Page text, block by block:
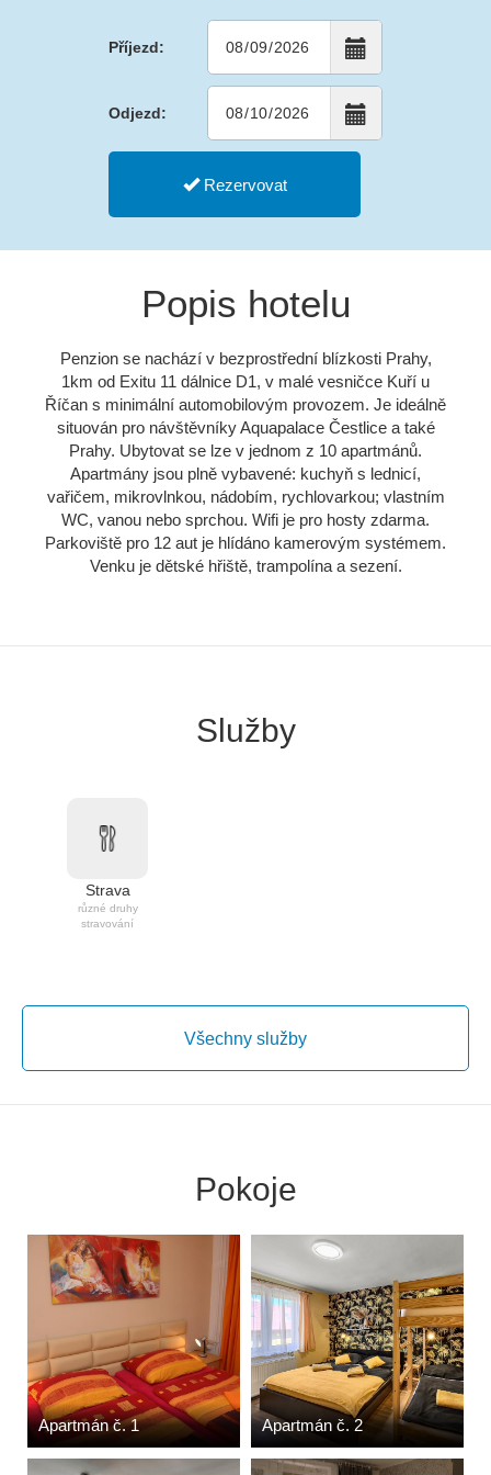
Příjezd:
Odjezd:
Rezervovat
Popis hotelu
Penzion se nachází v bezprostřední blízkosti Prahy,
1km od Exitu 11 dálnice D1, v malé vesničce Kuří u
Říčan s minimální automobilovým provozem. Je ideálně
situován pro návštěvníky Aquapalace Čestlice a také
Prahy. Ubytovat se lze v jednom z 10 apartmánů.
Apartmány jsou plně vybavené: kuchyň s lednicí,
vařičem, mikrovlnkou, nádobím, rychlovarkou; vlastním
WC, vanou nebo sprchou. Wifi je pro hosty zdarma.
Parkoviště pro 12 aut je hlídáno kamerovým systémem.
Venku je dětské hřiště, trampolína a sezení.
Služby
Strava
různé druhy
stravování
Všechny služby
Pokoje
Apartmán č. 1 Apartmán č. 2